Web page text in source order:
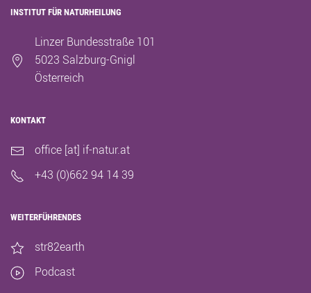
INSTITUT FÜR NATURHEILUNG
Linzer Bundesstraße 101
5023 Salzburg-Gnigl
Österreich
KONTAKT
office [at] if-natur.at
+43 (0)662 94 14 39
WEITERFÜHRENDES
str82earth
Podcast